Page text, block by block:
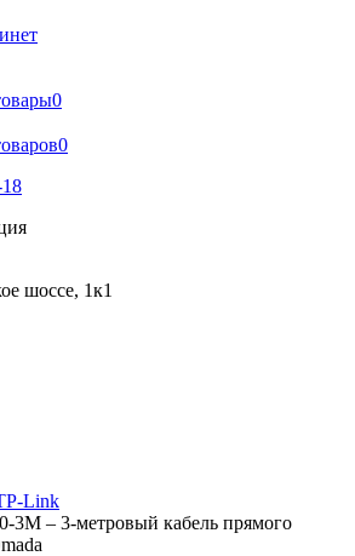
0
0
шоссе, 1к1
Link
3M – 3-метровый кабель прямого